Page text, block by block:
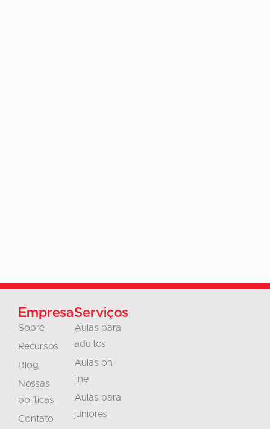
Empresa
Sobre
Recursos
Blog
Nossas
políticas
Contato
Serviços
Aulas para
adultos
Aulas on-
line
Aulas para
juniores